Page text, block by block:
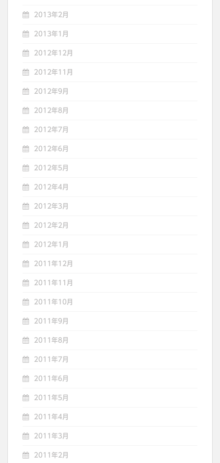
2013年2月
2013年1月
2012年12月
2012年11月
2012年9月
2012年8月
2012年7月
2012年6月
2012年5月
2012年4月
2012年3月
2012年2月
2012年1月
2011年12月
2011年11月
2011年10月
2011年9月
2011年8月
2011年7月
2011年6月
2011年5月
2011年4月
2011年3月
2011年2月